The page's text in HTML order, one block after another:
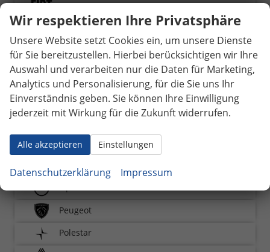
Fiat
Ford
Hyundai
Kia
Knaus
Mazda
MG
Peugeot
Polestar
Wir respektieren Ihre Privatsphäre
Unsere Website setzt Cookies ein, um unsere Dienste
für Sie bereitzustellen. Hierbei berücksichtigen wir Ihre
Auswahl und verarbeiten nur die Daten für Marketing,
Analytics und Personalisierung, für die Sie uns Ihr
Einverständnis geben. Sie können Ihre Einwilligung
jederzeit mit Wirkung für die Zukunft widerrufen.
Alle akzeptieren Einstellungen
Datenschutzerklärung Impressum